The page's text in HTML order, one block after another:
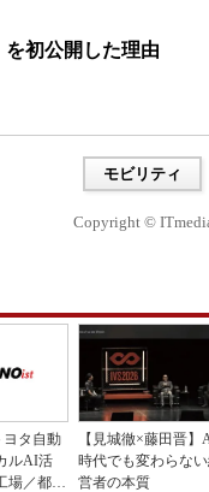
初公開した理由
モビリティ
Copyright ©
タ自動
ルAI活
場／都市
【見城徹×藤田晋】
時代でも変わらな
営者の本質